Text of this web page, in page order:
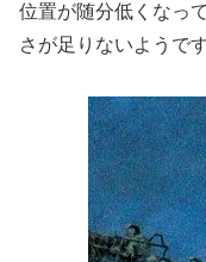
位置が随分低くなっ
さが足りないようです